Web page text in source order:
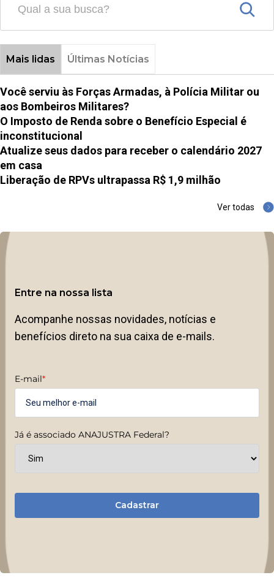
Mais lidas Últimas Notícias
Você serviu às Forças Armadas, à Polícia Militar ou
aos Bombeiros Militares?
O Imposto de Renda sobre o Benefício Especial é
inconstitucional
Atualize seus dados para receber o calendário 2027
em casa
Liberação de RPVs ultrapassa R$ 1,9 milhão
Ver todas
Entre na nossa lista
Acompanhe nossas novidades, notícias e
benefícios direto na sua caixa de e-mails.
E-mail*
Já é associado ANAJUSTRA Federal?
Cadastrar